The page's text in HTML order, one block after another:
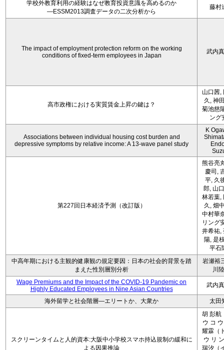
学校外教育利用の経験はなぜ教育投資意識を高めるのか
―ESSM2013調査データの二次分析から
藤村
The impact of employment protection reform on the working
conditions of fixed-term employees in Japan
武内
高市政権における実質賃金上昇の鍵は？
山口茜,
久, 神
菊池慈
ング
Associations between individual housing cost burden and
depressive symptoms by relative income: A 13-wave panel study
K
第227回日本経済予測（改訂版）
熊谷亮
慶司,
平, 久
郎, 山
林若葉,
久, 畑
中村華
リング
井希祐,
陽, 是
平石
中高年期における主観的健康観の規定要因：日本の社会的背景を踏
まえた性別層別分析
岩瀬裕
川
Wage Premiums and the Impact of the COVID‑19 Pandemic on
Highly Educated Employees in Nine Asian Countries
武内
海外留学と社会階層―エリートか、大衆か 太田
スクリーンタイムと人的資本:大阪中小学校スマホ持込規制の緩和に
よる因果推論
胡 彭航
ウ コ
耀霖（
ウ リ
瑞汐（